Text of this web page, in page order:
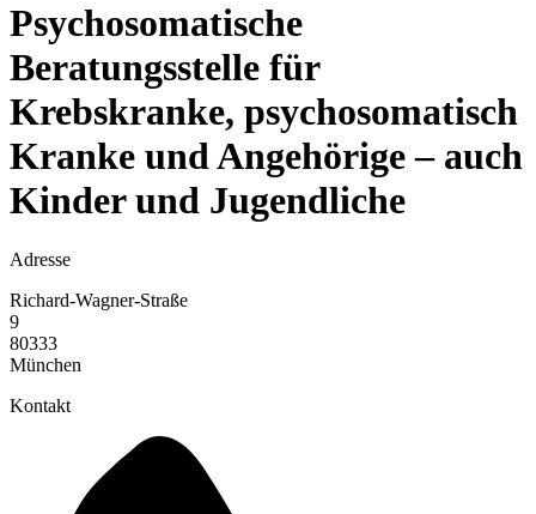
Psychosomatische
Beratungsstelle für
Krebskranke, psychosomatisch
Kranke und Angehörige – auch
Kinder und Jugendliche
Adresse
Richard-Wagner-Straße
9
80333
München
Kontakt